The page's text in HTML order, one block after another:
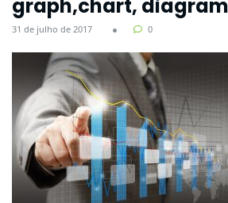
graph,chart, diagram
31 de julho de 2017 0